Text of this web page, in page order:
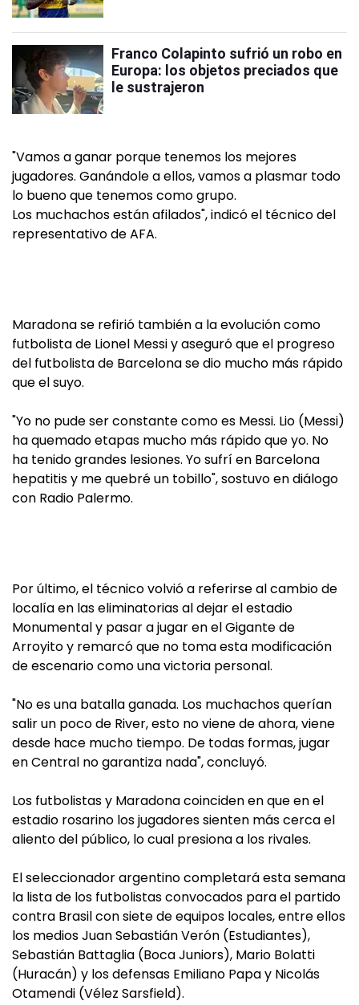
Franco Colapinto sufrió un robo en
Europa: los objetos preciados que
le sustrajeron
"Vamos a ganar porque tenemos los mejores
jugadores. Ganándole a ellos, vamos a plasmar todo
lo bueno que tenemos como grupo.
Los muchachos están afilados", indicó el técnico del
representativo de AFA.
Maradona se refirió también a la evolución como
futbolista de Lionel Messi y aseguró que el progreso
del futbolista de Barcelona se dio mucho más rápido
que el suyo.
"Yo no pude ser constante como es Messi. Lio (Messi)
ha quemado etapas mucho más rápido que yo. No
ha tenido grandes lesiones. Yo sufrí en Barcelona
hepatitis y me quebré un tobillo", sostuvo en diálogo
con Radio Palermo.
Por último, el técnico volvió a referirse al cambio de
localía en las eliminatorias al dejar el estadio
Monumental y pasar a jugar en el Gigante de
Arroyito y remarcó que no toma esta modificación
de escenario como una victoria personal.
"No es una batalla ganada. Los muchachos querían
salir un poco de River, esto no viene de ahora, viene
desde hace mucho tiempo. De todas formas, jugar
en Central no garantiza nada", concluyó.
Los futbolistas y Maradona coinciden en que en el
estadio rosarino los jugadores sienten más cerca el
aliento del público, lo cual presiona a los rivales.
El seleccionador argentino completará esta semana
la lista de los futbolistas convocados para el partido
contra Brasil con siete de equipos locales, entre ellos
los medios Juan Sebastián Verón (Estudiantes),
Sebastián Battaglia (Boca Juniors), Mario Bolatti
(Huracán) y los defensas Emiliano Papa y Nicolás
Otamendi (Vélez Sarsfield).